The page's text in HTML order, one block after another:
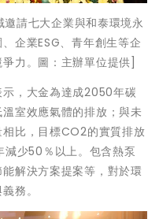
邀請七大企業與和泰環境永
企業ESG、青年創生等企
力。圖：主辦單位提供]
，大金為達成2050年碳
室效應氣體的排放；與未
比，目標CO2的實質排放
少50％以上。包含熱泵
解決方案提案等，對於環
務。